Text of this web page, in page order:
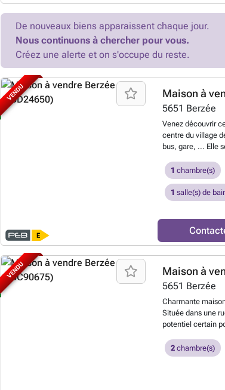
avec w.c. Au
(+/- 30m²) et un
châssis PVC/bois
électricité à
Rejoignez nous
pour vendre,
De nouveaux biens apparaissent chaque jour.
Nous continuons à chercher pour vous.
Créez une alerte et on s'occupe du reste.
VENDU Maison à
5651 Berzée
Venez découvrir
centre du village
bus, gare, ... Elle
chambre et
mazout de 2023
jusqu'en 2041,
... Le tout sur
avec porte
première
EUROS. Sous
PERFORMANCES
kWh/anEn savoir
1 chambre(s)
1 salle(s) de
VENDU Maison à
5651 Berzée
Charmante
Située dans une
potentiel certain
opportunité pour
Disposition
salon, salle à
chambres et une
2 chambre(s)